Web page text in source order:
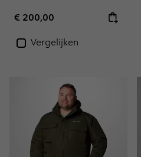
Regular price:
€ 200,00
Vergelijken